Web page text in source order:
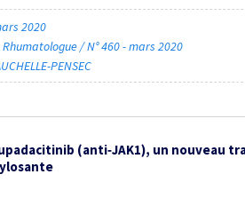
2020
/ N° 460 - mars 2020
PENSEC
(anti‑JAK1), un nouveau